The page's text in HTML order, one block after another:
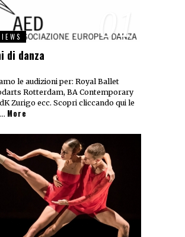
01
di danza
le audizioni per: Royal Ballet
Rotterdam, BA Contemporary
Zurigo ecc. Scopri cliccando qui le
More